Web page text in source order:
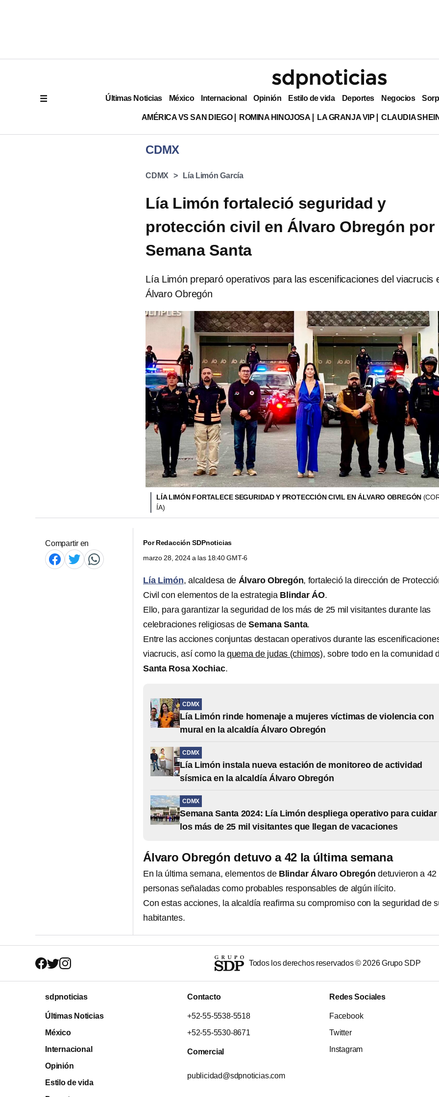
Últimas Noticias México Internacional Opinión Estilo de vida Deportes Negocios
AMÉRICA VS SAN DIEGO ROMINA HINOJOSA LA GRANJA VIP CLAUDIA
CDMX
CDMX Lía Limón García
Lía Limón fortaleció seguridad y
protección civil en Álvaro Obregón por
Semana Santa
Lía Limón preparó operativos para las escenificaciones del viacrucis
Álvaro Obregón
LÍA LIMÓN FORTALECE SEGURIDAD Y PROTECCIÓN CIVIL EN ÁLVARO OBREGÓN
ÍA)
Compartir en PorRedacción SDPnoticias
marzo 28, 2024 a las 18:40 GMT-6
Lía Limón, alcaldesa de Álvaro Obregón, fortaleció la dirección de
Civil con elementos de la estrategia Blindar ÁO.
Ello, para garantizar la seguridad de los más de 25 mil visitantes durante las
celebraciones religiosas deSemana Santa.
Entre las acciones conjuntas destacan operativos durante las
viacrucis, así como la quema de judas (chimos), sobre todo en la comunidad
Santa Rosa Xochiac.
CDMX
Lía Limón rinde homenaje a mujeres víctimas de violencia con
mural en la alcaldía Álvaro Obregón
CDMX
Lía Limón instala nueva estación de monitoreo de actividad
sísmica en la alcaldía Álvaro Obregón
CDMX
Semana Santa 2024: Lía Limón despliega operativo para cuidar
los más de 25 mil visitantes que llegan de vacaciones
Álvaro Obregón detuvo a 42 la última semana
En la última semana, elementos de Blindar Álvaro Obregón detuvieron a 42
personas señaladas como probables responsables de algún ilícito.
Con estas acciones, la alcaldía reafirma su compromiso con la seguridad de
habitantes.
Todos los derechos reservados © 2026Grupo SDP
sdpnoticias
Últimas Noticias
México
Internacional
Opinión
Estilo de vida
Contacto
+52-55-5538-5518
+52-55-5530-8671
Comercial
publicidad@sdpnoticias.com
Redes Sociales
Facebook
Twitter
Instagram